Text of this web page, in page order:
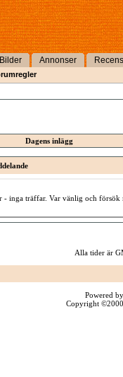
Bilder Annonser
Dagens inlägg
- inga träffar. Var vänlig och försök
Alla tider är
Powered
Copyright